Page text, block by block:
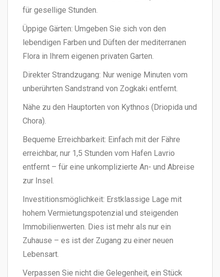
für gesellige Stunden.
Üppige Gärten: Umgeben Sie sich von den
lebendigen Farben und Düften der mediterranen
Flora in Ihrem eigenen privaten Garten.
Direkter Strandzugang: Nur wenige Minuten vom
unberührten Sandstrand von Zogkaki entfernt.
Nähe zu den Hauptorten von Kythnos (Driopida und
Chora).
Bequeme Erreichbarkeit: Einfach mit der Fähre
erreichbar, nur 1,5 Stunden vom Hafen Lavrio
entfernt – für eine unkomplizierte An- und Abreise
zur Insel.
Investitionsmöglichkeit: Erstklassige Lage mit
hohem Vermietungspotenzial und steigenden
Immobilienwerten. Dies ist mehr als nur ein
Zuhause – es ist der Zugang zu einer neuen
Lebensart.
Verpassen Sie nicht die Gelegenheit, ein Stück